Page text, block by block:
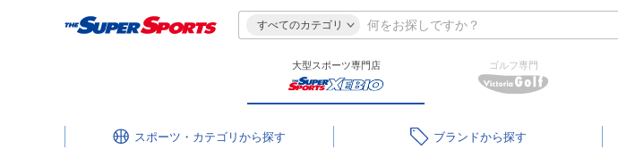
すべてのカテゴリ
大型スポーツ専門店 ゴルフ専門
スポーツ・カテゴリ ブランド